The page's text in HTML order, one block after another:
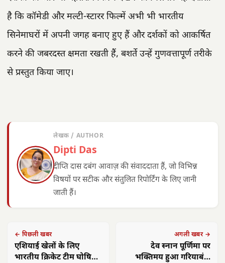
है कि कॉमेडी और मल्टी-स्टारर फिल्में अभी भी भारतीय
सिनेमाघरों में अपनी जगह बनाए हुए हैं और दर्शकों को आकर्षित
करने की जबरदस्त क्षमता रखती हैं, बशर्ते उन्हें गुणवत्तापूर्ण तरीके
से प्रस्तुत किया जाए।
लेखक / AUTHOR
Dipti Das
दीप्ति दास दबंग आवाज़ की संवाददाता हैं, जो विभिन्न
विषयों पर सटीक और संतुलित रिपोर्टिंग के लिए जानी
जाती हैं।
← पिछली खबर
एशियाई खेलों के लिए
भारतीय क्रिकेट टीम घोषित,
अगली खबर →
देव स्नान पूर्णिमा पर
भक्तिमय हुआ गरियाबंद,